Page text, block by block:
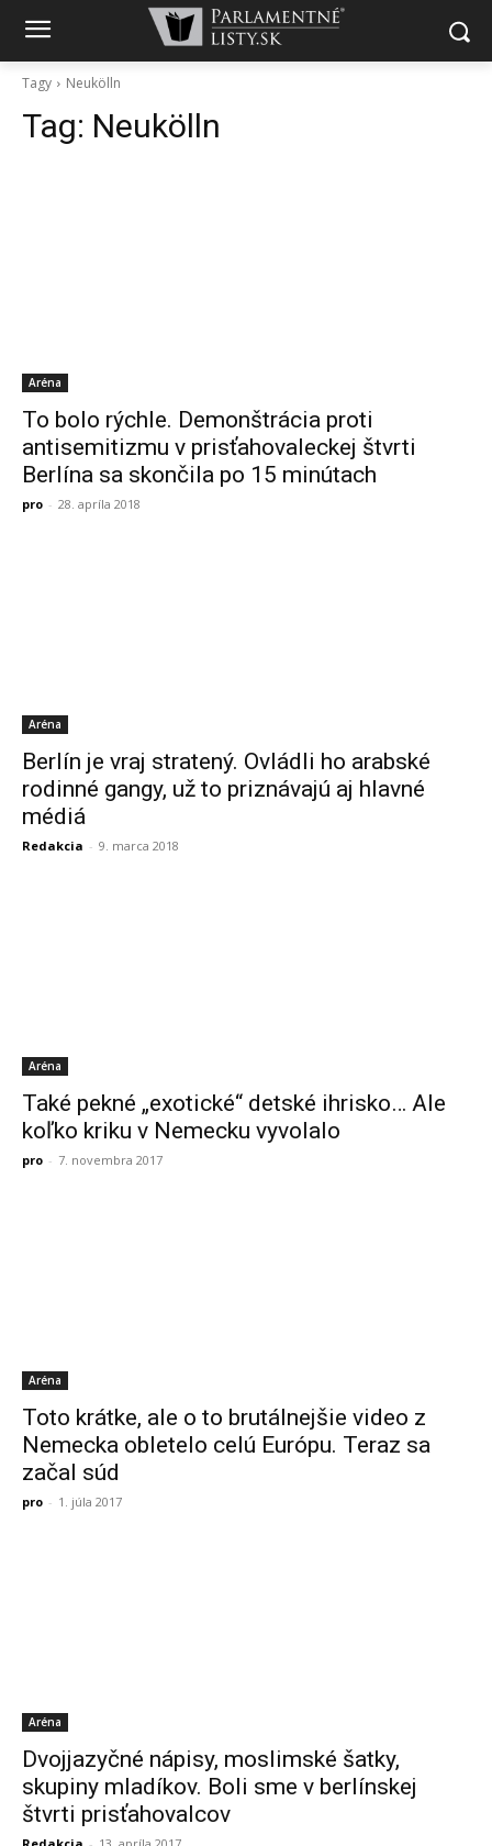
Tagy Neukölln
Tag: Neukölln
Aréna
To bolo rýchle. Demonštrácia proti
antisemitizmu v prisťahovaleckej štvrti
Berlína sa skončila po 15 minútach
pro - 28. apríla 2018
Aréna
Berlín je vraj stratený. Ovládli ho arabské
rodinné gangy, už to priznávajú aj hlavné
médiá
Redakcia - 9. marca 2018
Aréna
Také pekné „exotické“ detské ihrisko… Ale
koľko kriku v Nemecku vyvolalo
pro - 7. novembra 2017
Aréna
Toto krátke, ale o to brutálnejšie video z
Nemecka obletelo celú Európu. Teraz sa
začal súd
pro - 1. júla 2017
Aréna
Dvojjazyčné nápisy, moslimské šatky,
skupiny mladíkov. Boli sme v berlínskej
štvrti prisťahovalcov